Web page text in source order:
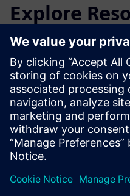
Explore
Related
Additional
Resources
Pomoćnik za digitalno